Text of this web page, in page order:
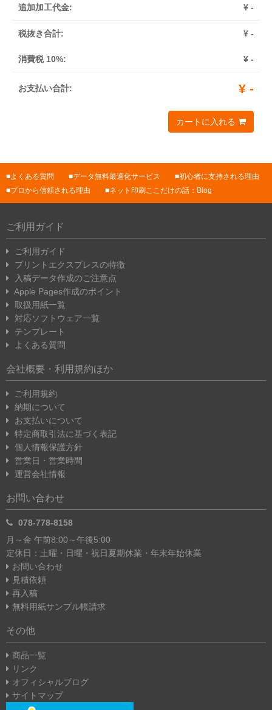
追加加工代金: ¥ -
税抜き合計: ¥ -
消費税 10%: ¥ -
お支払い合計: ¥ -
カートに入れる
よくある質問 データ無料最適化サービス
初心者に支持される理由
プロから信頼される理由
ネット印刷ここだけの話：Blog
ご利用ガイド
ご利用ガイド
プリントエクスプレスの特徴
入稿データ作成のご注意点
Apple Pages作成のポイント
取扱用紙一覧
対応ソフトウェア一覧
テンプレート
よくある質問
会社概要・利用規約ほか
ご利用規約
納期について
お支払いについて
特定商取引法に基づく表記
個人情報保護方針
営業日・営業時間
運営会社情報
お問い合わせ
078-778-8158
月～金 午前8:00～午後5:00
定休日：土曜・日曜・祝日 夏期休業・年末年始休業
お問い合わせ
見積依頼
再入稿
無料用紙サンプル帳請求
その他
商品一覧
リンク
オフィシャルブログ
サイトマップ